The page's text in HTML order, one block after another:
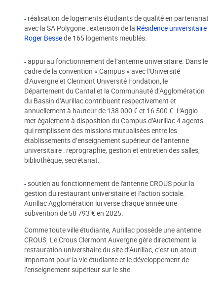
réalisation de logements étudiants de qualité en partenariat
avec la SA Polygone : extension de la Résidence universitaire
Roger Bessede 165 logements meublés.
appui au fonctionnement de l’antenne universitaire. Dans le
cadre de la convention « Campus » avec l’Université
d’Auvergne et Clermont Université Fondation, le
Département du Cantal et la Communauté d’Agglomération
du Bassin d’Aurillac contribuent respectivement et
annuellement à hauteur de 138 000 € et 16 500 €. L'Agglo
met également à disposition du Campus d'Aurillac 4 agents
qui remplissent des missions mutualisées entre les
établissements d’enseignement supérieur de l’antenne
universitaire : reprographie, gestion et entretien des salles,
bibliothèque, secrétariat.
soutien au fonctionnement de l'antenne CROUS pour la
gestion du restaurant universitaire et l’action sociale.
Aurillac Agglomération lui verse chaque année une
subvention de 58 793 € en 2025.
Comme toute ville étudiante, Aurillac possède une antenne
CROUS. Le Crous Clermont Auvergne gère directement la
restauration universitaire du site d’Aurillac, c’est un atout
important pour la vie étudiante et le développement de
l’enseignement supérieur sur le site.